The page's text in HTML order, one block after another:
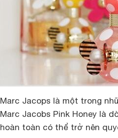
Marc Jacops là một trong
Marc Jacobs Pink Honey là
hoàn toàn có thể trở nên